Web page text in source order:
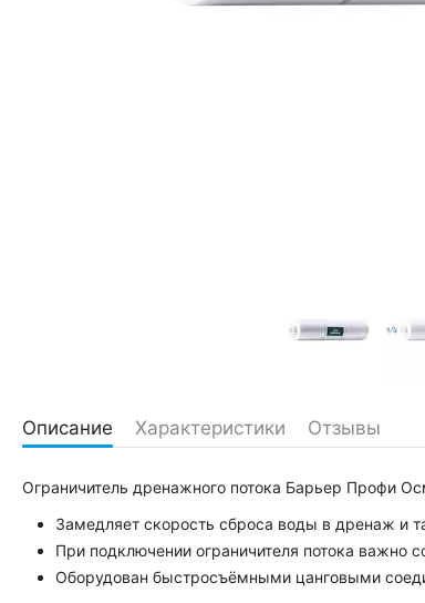
Описание Характеристики Отзывы
Ограничитель дренажного потока Барьер Профи
Замедляет скорость сброса воды в дренаж и
При подключении ограничителя потока важно
Оборудован быстросъёмными цанговыми